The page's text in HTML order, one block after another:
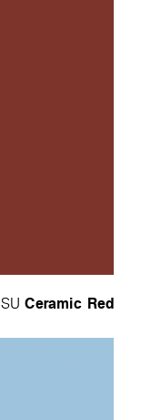
SU Ceramic Red